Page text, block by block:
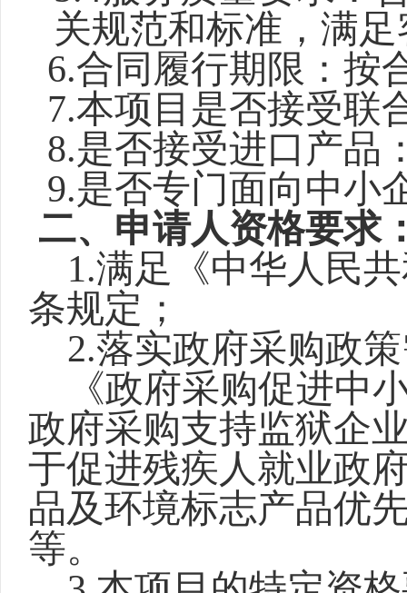
关规范和标准，满
6.合同履行期限：按
7.本项目是否接受联
8.是否接受进口产品
9.是否专门面向中小
二、申请人资格要求
1.满足《中华人民
条规定；
2.落实政府采购政
《政府采购促进中
政府采购支持监狱企
于促进残疾人就业政
品及环境标志产品优
等。